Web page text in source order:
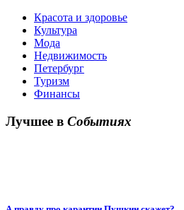
Красота и здоровье
Культура
Мода
Недвижимость
Петербург
Туризм
Финансы
Лучшее в Событиях